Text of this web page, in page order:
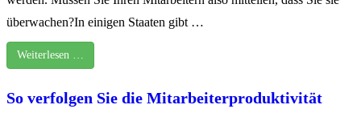
überwachen?In einigen Staaten gibt …
Weiterlesen …
So verfolgen Sie die Mitarbeiterproduktivität